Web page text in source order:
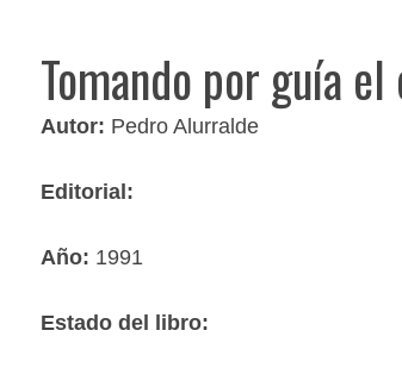
Tomando por guía
Autor: Pedro Alurralde
Editorial:
Año: 1991
Estado del libro: